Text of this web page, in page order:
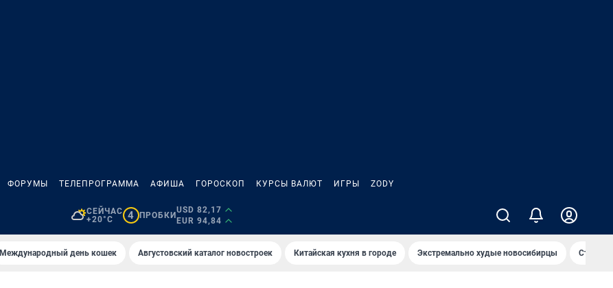
ФОРУМЫ ТЕЛЕПРОГРАММА АФИША ГОРОСКОП КУРСЫ ВАЛЮТ ИГРЫ ZODY
СЕЙЧАС
+20°C
4 ПРОБКИ
USD 82,17
EUR 94,84
Международный день кошек Августовский каталог новостроек Китайская кухня в городе Экстремально худые новосибирцы Старт